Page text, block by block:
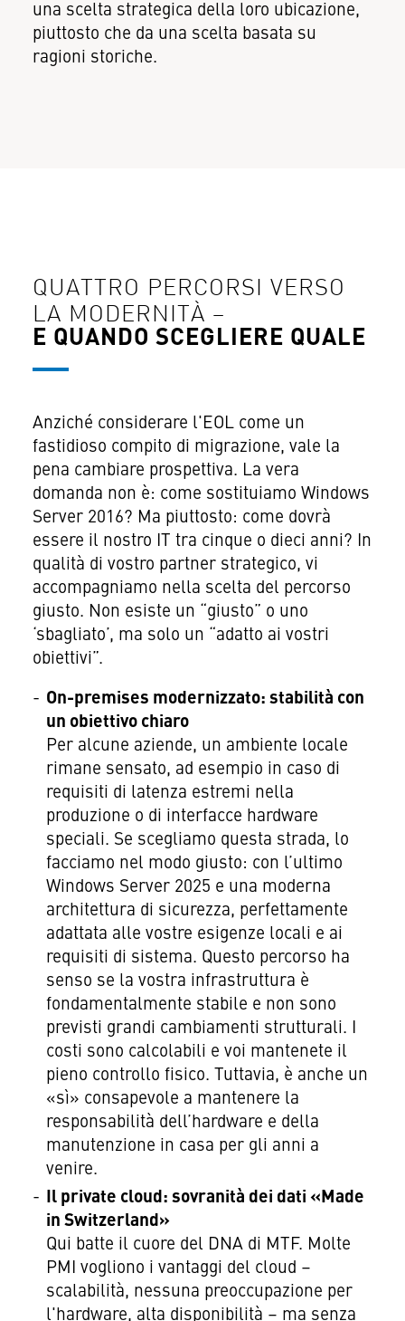
una scelta strategica della loro ubicazione,
piuttosto che da una scelta basata su
ragioni storiche.
QUATTRO PERCORSI VERSO
LA MODERNITÀ –
E QUANDO SCEGLIERE QUALE
Anziché considerare l'EOL come un
fastidioso compito di migrazione, vale la
pena cambiare prospettiva. La vera
domanda non è: come sostituiamo Windows
Server 2016? Ma piuttosto: come dovrà
essere il nostro IT tra cinque o dieci anni? In
qualità di vostro partner strategico, vi
accompagniamo nella scelta del percorso
giusto. Non esiste un “giusto” o uno
‘sbagliato’, ma solo un “adatto ai vostri
obiettivi”.
On-premises modernizzato: stabilità con
un obiettivo chiaro
Per alcune aziende, un ambiente locale
rimane sensato, ad esempio in caso di
requisiti di latenza estremi nella
produzione o di interfacce hardware
speciali. Se scegliamo questa strada, lo
facciamo nel modo giusto: con l’ultimo
Windows Server 2025 e una moderna
architettura di sicurezza, perfettamente
adattata alle vostre esigenze locali e ai
requisiti di sistema. Questo percorso ha
senso se la vostra infrastruttura è
fondamentalmente stabile e non sono
previsti grandi cambiamenti strutturali. I
costi sono calcolabili e voi mantenete il
pieno controllo fisico. Tuttavia, è anche un
«sì» consapevole a mantenere la
responsabilità dell’hardware e della
manutenzione in casa per gli anni a
venire.
Il private cloud: sovranità dei dati «Made
in Switzerland»
Qui batte il cuore del DNA di MTF. Molte
PMI vogliono i vantaggi del cloud –
scalabilità, nessuna preoccupazione per
l'hardware, alta disponibilità – ma senza